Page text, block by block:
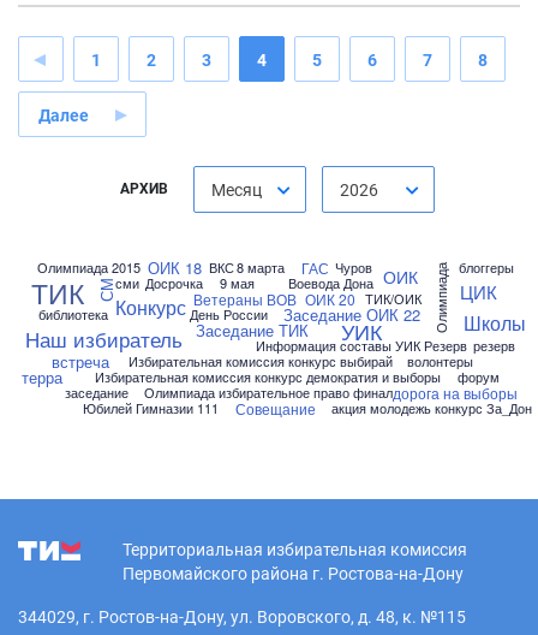
1 2 3 4 5 6 7 8
Далее
АРХИВ Месяц 2026
8 марта
9 мая
ВКС
Ветераны ВОВ
Воевода Дона
ГАС
День России
Досрочка
Заседание
Заседание ТИК
Избирательная комиссия конкурс выбирай
Избирательная комиссия конкурс демократия и выборы
Информация составы УИК Резерв
Конкурс
Наш избиратель
ОИК
ОИК 18
ОИК 20
ОИК 22 Олимпиада
Олимпиада 2015
Олимпиада избирательное право финал
СМ
Совещание
ТИК ТИК/ОИК
УИК
ЦИК
Чуров
Школы
Юбилей Гимназии 111 акция молодежь конкурс За_Дон
библиотека
блоггеры
волонтеры
встреча
дорога на выборы
заседание
резерв
сми
терра форум
Территориальная избирательная комиссия
Первомайского района г. Ростова-на-Дону
344029, г. Ростов-на-Дону, ул. Воровского, д. 48, к. №115